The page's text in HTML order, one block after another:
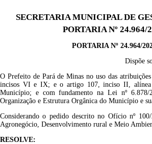
SECRETARIA MUNICIPAL DE
PORTARIA Nº 24.964/
PORTARIA Nº 24.964/
Dispõe
O Prefeito de Pará de Minas no uso das
incisos VI e IX; e o artigo 107, inciso II, alínea
Município; e com fundamento na Lei nº 6.878/
Organização e Estrutura Orgânica do Município e
Considerando o pedido descrito no Ofício nº
Agronegócio, Desenvolvimento rural e Meio
RESOLVE: